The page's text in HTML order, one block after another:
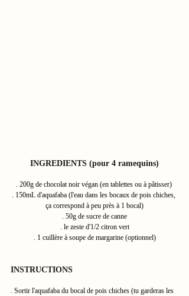
INGREDIENTS (pour 4 ramequins)
. 200g de chocolat noir végan (en tablettes ou à pâtisser)
. 150mL d'aquafaba (l'eau dans les bocaux de pois chiches,
ça correspond à peu près à 1 bocal)
. 50g de sucre de canne
. le zeste d'1/2 citron vert
. 1 cuillère à soupe de margarine (optionnel)
INSTRUCTIONS
. Sortir l'aquafaba du bocal de pois chiches (tu garderas les